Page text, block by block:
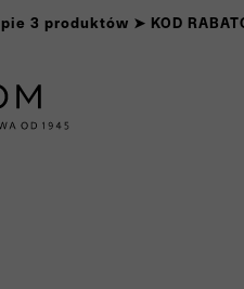
3 produktów ➤ KOD